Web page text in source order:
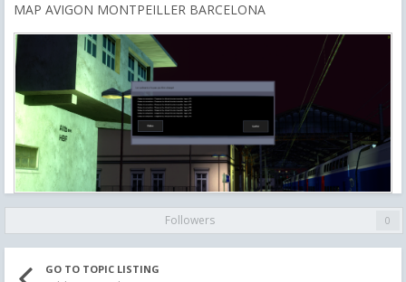
MAP AVIGON MONTPEILLER BARCELONA
Followers 0
GO TO TOPIC LISTING